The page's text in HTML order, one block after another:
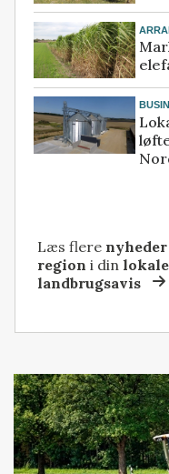
Læs flere
region i dinlokale
landbrugsavis